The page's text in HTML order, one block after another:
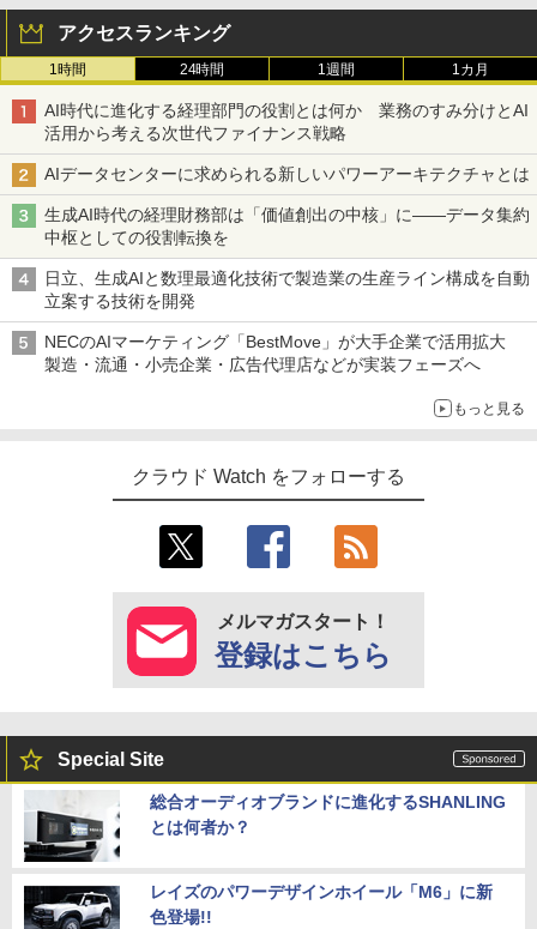
アクセスランキング
1時間 24時間 1週間 1カ月
AI時代に進化する経理部門の役割とは何か 業務のすみ分けとAI
活用から考える次世代ファイナンス戦略
AIデータセンターに求められる新しいパワーアーキテクチャとは
生成AI時代の経理財務部は「価値創出の中核」に――データ集約
中枢としての役割転換を
日立、生成AIと数理最適化技術で製造業の生産ライン構成を自動
立案する技術を開発
NECのAIマーケティング「BestMove」が大手企業で活用拡大
製造・流通・小売企業・広告代理店などが実装フェーズへ
もっと見る
クラウド Watch をフォローする
メルマガスタート！
登録はこちら
Special Site
総合オーディオブランドに進化するSHANLING
とは何者か？
レイズのパワーデザインホイール「M6」に新
色登場!!